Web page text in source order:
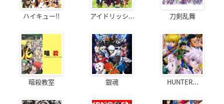
ハイキュー!! アイドリッシ... 刀剣乱舞
暗殺教室 銀魂 HUNTER...